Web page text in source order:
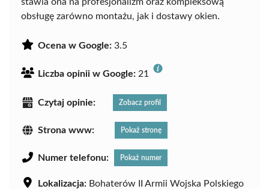
obsługę zarówno montażu, jak i dostawy okien.
Ocena w Google: 3.5
Liczba opinii w Google: 21
Czytaj opinie: Zobacz profil
Strona www: Pokaż stronę
Numer telefonu: Pokaż numer
Lokalizacja: Bohaterów II Armii Wojska Polskiego